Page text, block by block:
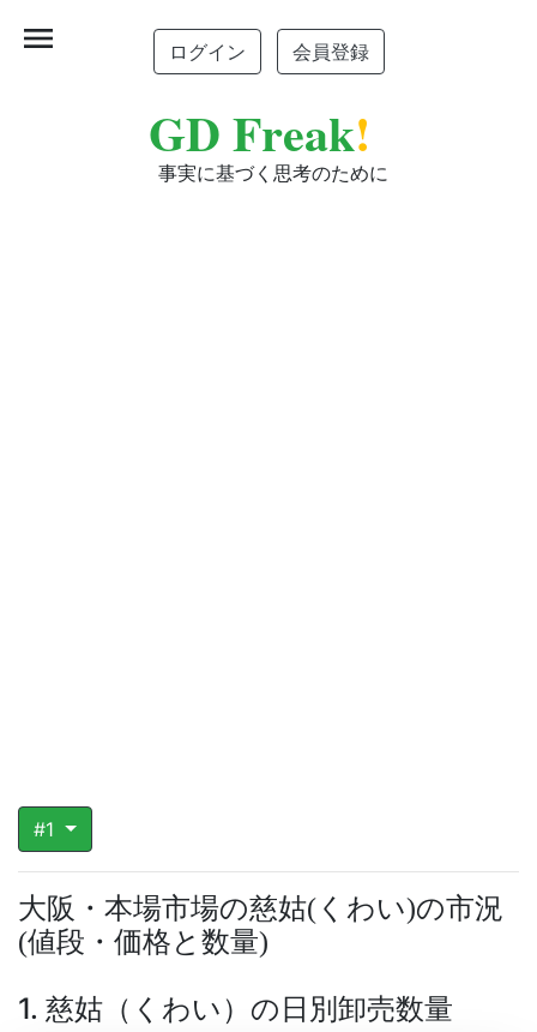
ログイン 会員登録
GD Freak!
事実に基づく思考のために
menu
#1
大阪・本場市場の慈姑( くわい)の市況
(値段・価格と数量)
1. 慈姑（くわい）の日別卸売数量